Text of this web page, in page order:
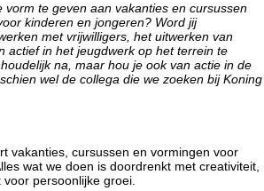
vorm te geven aan vakanties en cursussen
kinderen en jongeren? Word jij
met vrijwilligers, het uitwerken van
actief in het jeugdwerk op het terrein te
na, maar hou je ook van actie in de
wel de collega die we zoeken bij Koning
vakanties, cursussen en vormingen voor
wat we doen is doordrenkt met creativiteit,
persoonlijke groei.